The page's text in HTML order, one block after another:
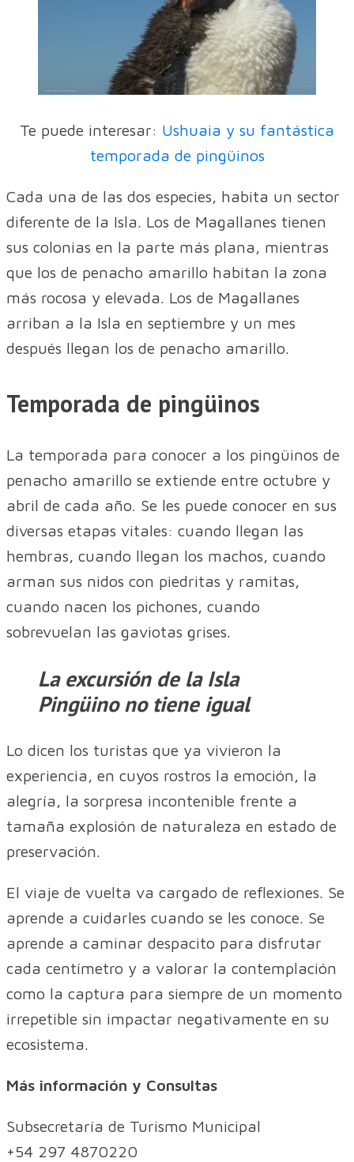
Te puede interesar: Ushuaia y su fantástica
temporada de pingüinos
Cada una de las dos especies, habita un sector
diferente de la Isla. Los de Magallanes tienen
sus colonias en la parte más plana, mientras
que los de penacho amarillo habitan la zona
más rocosa y elevada. Los de Magallanes
arriban a la Isla en septiembre y un mes
después llegan los de penacho amarillo.
Temporada de pingüinos
La temporada para conocer a los pingüinos de
penacho amarillo se extiende entre octubre y
abril de cada año. Se les puede conocer en sus
diversas etapas vitales: cuando llegan las
hembras, cuando llegan los machos, cuando
arman sus nidos con piedritas y ramitas,
cuando nacen los pichones, cuando
sobrevuelan las gaviotas grises.
La excursión de la Isla
Pingüino no tiene igual
Lo dicen los turistas que ya vivieron la
experiencia, en cuyos rostros la emoción, la
alegría, la sorpresa incontenible frente a
tamaña explosión de naturaleza en estado de
preservación.
El viaje de vuelta va cargado de reflexiones. Se
aprende a cuidarles cuando se les conoce. Se
aprende a caminar despacito para disfrutar
cada centímetro y a valorar la contemplación
como la captura para siempre de un momento
irrepetible sin impactar negativamente en su
ecosistema.
Más información y Consultas
Subsecretaría de Turismo Municipal
+54 297 4870220